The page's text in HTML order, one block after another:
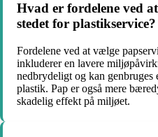
Hvad er fordelene ved
stedet for plastikservice?
Fordelene ved at vælge
inkluderer en lavere
nedbrydeligt og kan genbruges
plastik. Pap er også mere
skadelig effekt på miljøet.